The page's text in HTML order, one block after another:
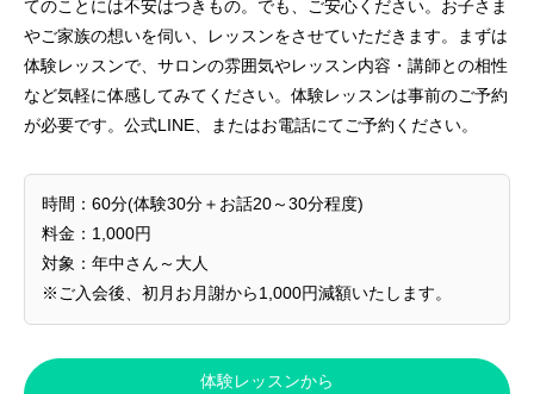
てのことには不安はつきもの。でも、ご安心ください。お子さま
やご家族の想いを伺い、レッスンをさせていただきます。まずは
体験レッスンで、サロンの雰囲気やレッスン内容・講師との相性
など気軽に体感してみてください。体験レッスンは事前のご予約
が必要です。公式LINE、またはお電話にてご予約ください。
時間：60分(体験30分＋お話20～30分程度)
料金：1,000円
対象：年中さん～大人
※ご入会後、初月お月謝から1,000円減額いたします。
体験レッスンから